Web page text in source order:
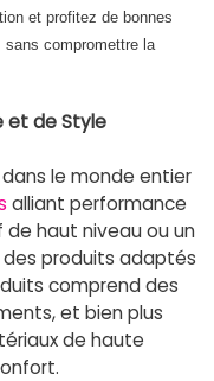
et profitez de bonnes
compromettre la
et de Style
le monde entier
alliant performance
haut niveau ou un
produits adaptés
comprend des
et bien plus
de haute